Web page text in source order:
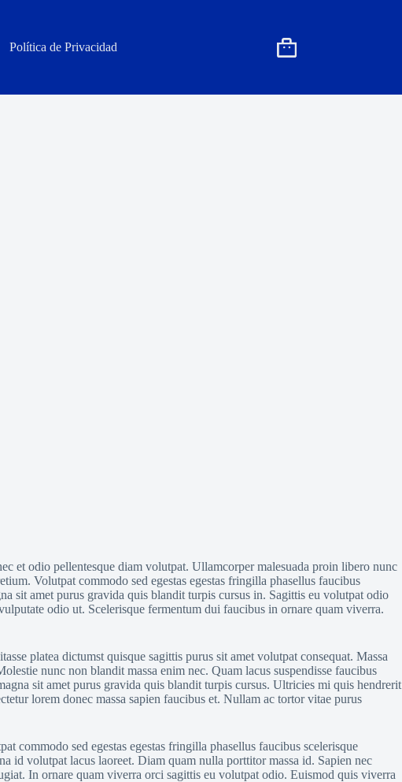
Política de Privacidad
et odio pellentesque diam volutpat. Ullamcorper malesuada proin libero nunc
Volutpat commodo sed egestas egestas fringilla phasellus faucibus
sit amet purus gravida quis blandit turpis cursus in. Sagittis eu volutpat odio
odio ut. Scelerisque fermentum dui faucibus in ornare quam viverra.
platea dictumst quisque sagittis purus sit amet volutpat consequat. Massa
nunc non blandit massa enim nec. Quam lacus suspendisse faucibus
sit amet purus gravida quis blandit turpis cursus. Ultricies mi quis hendrerit
lorem donec massa sapien faucibus et. Nullam ac tortor vitae purus
commodo sed egestas egestas fringilla phasellus faucibus scelerisque
id volutpat lacus laoreet. Diam quam nulla porttitor massa id. Sapien nec
In ornare quam viverra orci sagittis eu volutpat odio. Euismod quis viverra